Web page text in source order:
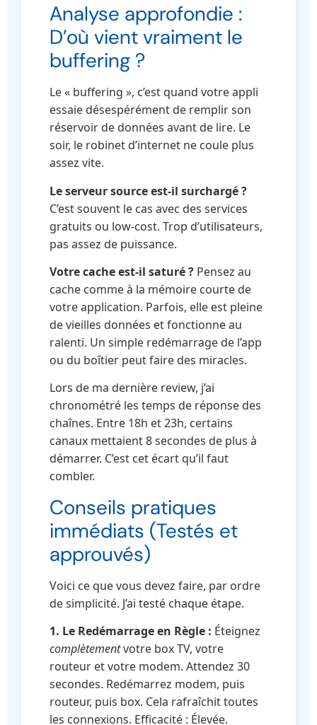
Analyse approfondie :
D’où vient vraiment le
buffering ?
Le « buffering », c’est quand votre appli
essaie désespérément de remplir son
réservoir de données avant de lire. Le
soir, le robinet d’internet ne coule plus
assez vite.
Le serveur source est-il surchargé ?
C’est souvent le cas avec des services
gratuits ou low-cost. Trop d’utilisateurs,
pas assez de puissance.
Votre cache est-il saturé ? Pensez au
cache comme à la mémoire courte de
votre application. Parfois, elle est pleine
de vieilles données et fonctionne au
ralenti. Un simple redémarrage de l’app
ou du boîtier peut faire des miracles.
Lors de ma dernière review, j’ai
chronométré les temps de réponse des
chaînes. Entre 18h et 23h, certains
canaux mettaient 8 secondes de plus à
démarrer. C’est cet écart qu’il faut
combler.
Conseils pratiques
immédiats (Testés et
approuvés)
Voici ce que vous devez faire, par ordre
de simplicité. J’ai testé chaque étape.
1. Le Redémarrage en Règle : Éteignez
complètementvotre box TV, votre
routeur et votre modem. Attendez 30
secondes. Redémarrez modem, puis
routeur, puis box. Cela rafraîchit toutes
les connexions. Efficacité : Élevée.